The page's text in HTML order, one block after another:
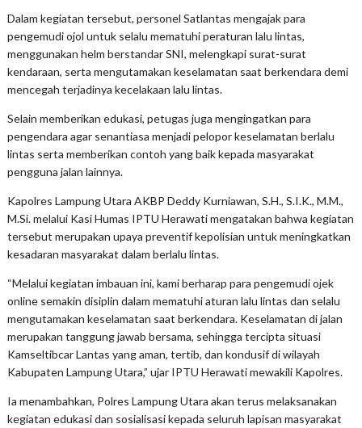
Dalam kegiatan tersebut, personel Satlantas mengajak para
pengemudi ojol untuk selalu mematuhi peraturan lalu lintas,
menggunakan helm berstandar SNI, melengkapi surat-surat
kendaraan, serta mengutamakan keselamatan saat berkendara demi
mencegah terjadinya kecelakaan lalu lintas.
Selain memberikan edukasi, petugas juga mengingatkan para
pengendara agar senantiasa menjadi pelopor keselamatan berlalu
lintas serta memberikan contoh yang baik kepada masyarakat
pengguna jalan lainnya.
Kapolres Lampung Utara AKBP Deddy Kurniawan, S.H., S.I.K., M.M.,
M.Si. melalui Kasi Humas IPTU Herawati mengatakan bahwa kegiatan
tersebut merupakan upaya preventif kepolisian untuk meningkatkan
kesadaran masyarakat dalam berlalu lintas.
“Melalui kegiatan imbauan ini, kami berharap para pengemudi ojek
online semakin disiplin dalam mematuhi aturan lalu lintas dan selalu
mengutamakan keselamatan saat berkendara. Keselamatan di jalan
merupakan tanggung jawab bersama, sehingga tercipta situasi
Kamseltibcar Lantas yang aman, tertib, dan kondusif di wilayah
Kabupaten Lampung Utara,” ujar IPTU Herawati mewakili Kapolres.
Ia menambahkan, Polres Lampung Utara akan terus melaksanakan
kegiatan edukasi dan sosialisasi kepada seluruh lapisan masyarakat